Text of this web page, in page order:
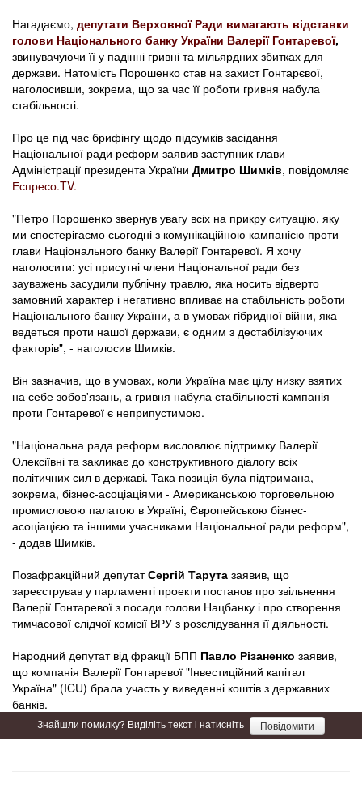
Нагадаємо, депутати Верховної Ради вимагають відставки
голови Національного банку України Валерії Гонтаревої,
звинувачуючи її у падінні гривні та мільярдних збитках для
держави. Натомість Порошенко став на захист Гонтарєвої,
наголосивши, зокрема, що за час її роботи гривня набула
стабільності.
Про це під час брифінгу щодо підсумків засідання
Національної ради реформ заявив заступник глави
Адміністрації президента України Дмитро Шимків, повідомляє
Еспресо.TV.
"Петро Порошенко звернув увагу всіх на прикру ситуацію, яку
ми спостерігаємо сьогодні з комунікаційною кампанією проти
глави Національного банку Валерії Гонтаревої. Я хочу
наголосити: усі присутні члени Національної ради без
зауважень засудили публічну травлю, яка носить відверто
замовний характер і негативно впливає на стабільність роботи
Національного банку України, а в умовах гібридної війни, яка
ведеться проти нашої держави, є одним з дестабілізуючих
факторів", - наголосив Шимків.
Він зазначив, що в умовах, коли Україна має цілу низку взятих
на себе зобов'язань, а гривня набула стабільності кампанія
проти Гонтаревої є неприпустимою.
"Національна рада реформ висловлює підтримку Валерії
Олексіївні та закликає до конструктивного діалогу всіх
політичних сил в державі. Така позиція була підтримана,
зокрема, бізнес-асоціаціями - Американською торговельною
промисловою палатою в Україні, Європейською бізнес-
асоціацією та іншими учасниками Національної ради реформ",
- додав Шимків.
Позафракційний депутатСергій Тарута заявив, що
зареєстрував у парламенті проекти постанов про звільнення
Валерії Гонтаревої з посади голови Нацбанку і про створення
тимчасової слідчої комісії ВРУ з розслідування її діяльності.
Народний депут­ат від фракції БПП Павло Різаненко заявив,
що компанія Валерії Гонтаревої "Інвестиційний­ капітал
Україна" (IC­U) брала участь у виведенні коштів з державних
банків.
Знайшли помилку? Виділіть текст і натисніть Повідомити